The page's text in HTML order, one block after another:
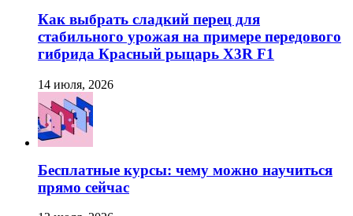
Как выбрать сладкий перец для
стабильного урожая на примере передового
гибрида Красный рыцарь X3R F1
14 июля, 2026
Бесплатные курсы: чему можно научиться
прямо сейчас